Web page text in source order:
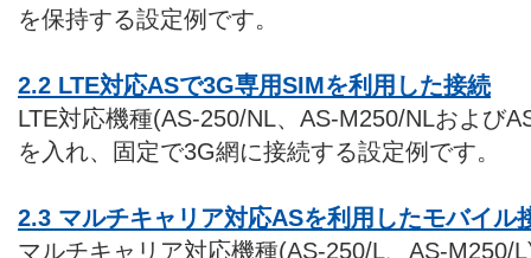
を保持する設定例です。
2.2 LTE対応ASで3G専用SIMを利用した接続
LTE対応機種(AS-250/NL、AS-M250/NLおよび
を入れ、固定で3G網に接続する設定例です。
2.3 マルチキャリア対応ASを利用したモバイル
マルチキャリア対応機種(AS-250/L、AS-M250/